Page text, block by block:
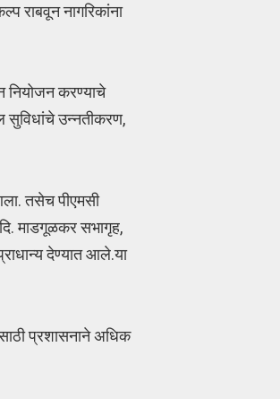
राबवून नागरिकांना
नियोजन करण्याचे
सुविधांचे उन्नतीकरण,
तसेच पीएमसी
माडगूळकर सभागृह,
देण्यात आले.या
प्रशासनाने अधिक